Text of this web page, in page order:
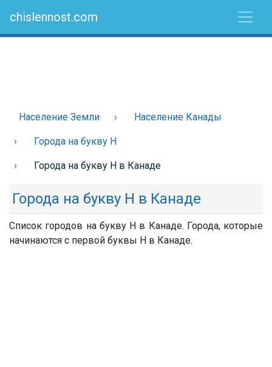
chislennost.com
Население Земли Население Канады
Города на букву Н
Города на букву Н в Канаде
Города на букву Н в Канаде
Список городов на букву Н в Канаде. Города, которые
начинаются с первой буквы Н в Канаде.